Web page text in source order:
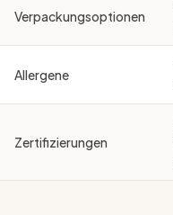
Verpackungsoptionen
Allergene
Zertifizierungen